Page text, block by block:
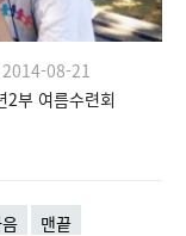
2014-08-21
2부 여름수련회
맨끝